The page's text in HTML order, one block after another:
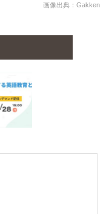
画像出典：Gakken